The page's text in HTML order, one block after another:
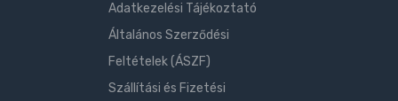
Adatkezelési Tájékoztató
Általános Szerződési
Feltételek (ÁSZF)
Szállítási és Fizetési